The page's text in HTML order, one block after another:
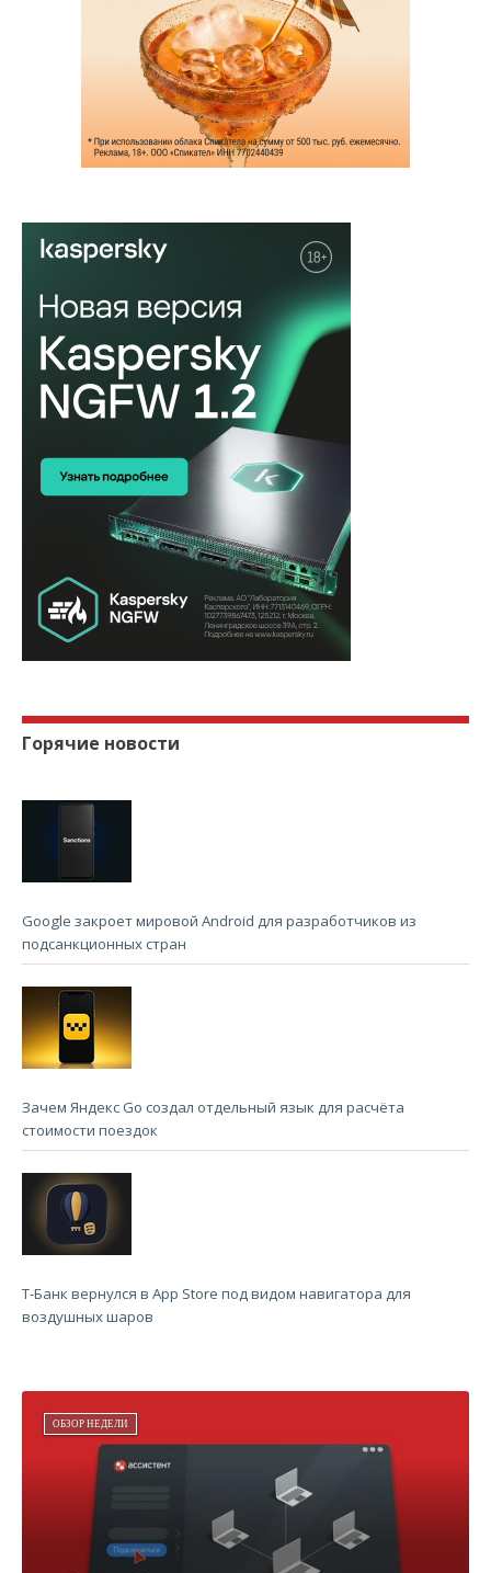
Горячие новости
Google закроет мировой Android для разработчиков из
подсанкционных стран
Зачем Яндекс Go создал отдельный язык для расчёта
стоимости поездок
Т-Банк вернулся в App Store под видом навигатора для
воздушных шаров
ОБЗОР НЕДЕЛИ